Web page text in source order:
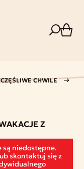
CHWILE
Z
są niedostępne.
skontaktuj się z